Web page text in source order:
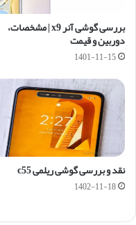
بررسی گوشی آنر x9 | مشخصات،
دوربین و قیمت
1401-11-15
نقد و بررسی گوشی ریلمی c55
1402-11-18